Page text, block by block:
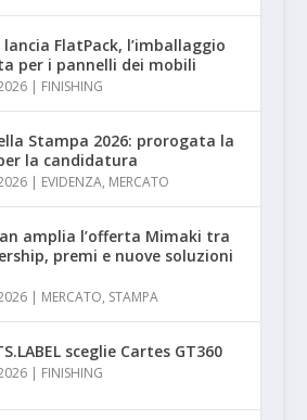
FlatPack, l’imballaggio
per i pannelli dei mobili
| FINISHING
Stampa 2026: prorogata la
la candidatura
| EVIDENZA, MERCATO
amplia l’offerta Mimaki tra
premi e nuove soluzioni
| MERCATO, STAMPA
sceglie Cartes GT360
| FINISHING